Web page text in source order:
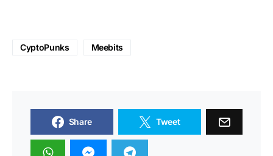
CyptoPunks Meebits
Share Tweet